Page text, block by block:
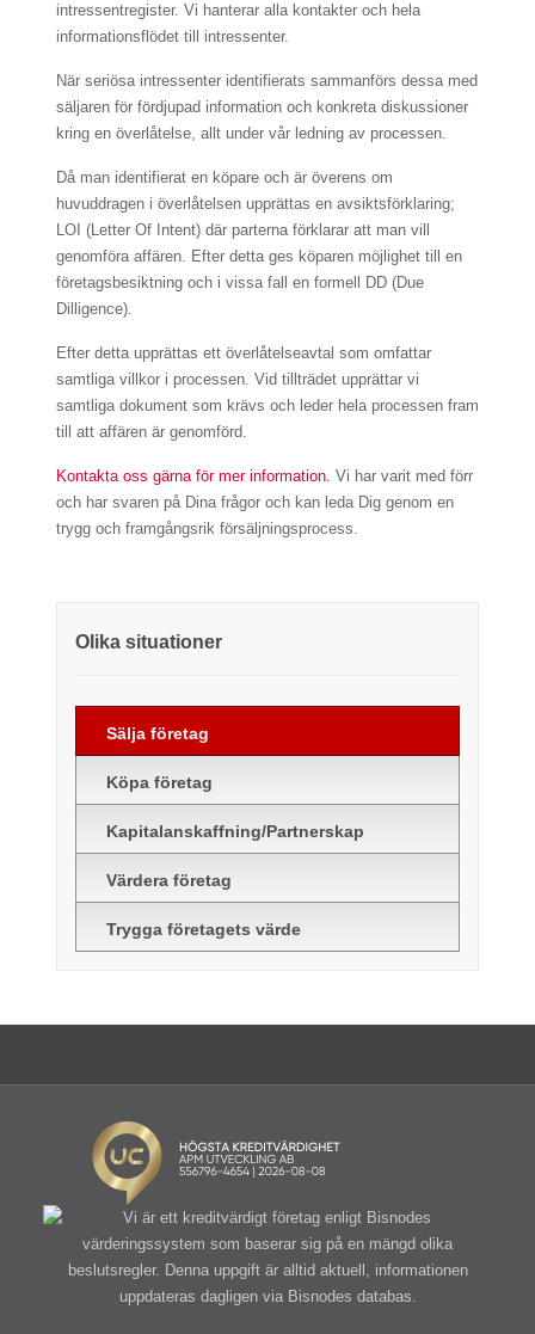
intressentregister. Vi hanterar alla kontakter och hela
informationsflödet till intressenter.
När seriösa intressenter identifierats sammanförs dessa med
säljaren för fördjupad information och konkreta diskussioner
kring en överlåtelse, allt under vår ledning av processen.
Då man identifierat en köpare och är överens om
huvuddragen i överlåtelsen upprättas en avsiktsförklaring;
LOI (Letter Of Intent) där parterna förklarar att man vill
genomföra affären. Efter detta ges köparen möjlighet till en
företagsbesiktning och i vissa fall en formell DD (Due
Dilligence).
Efter detta upprättas ett överlåtelseavtal som omfattar
samtliga villkor i processen. Vid tillträdet upprättar vi
samtliga dokument som krävs och leder hela processen fram
till att affären är genomförd.
Kontakta oss gärna för mer information. Vi har varit med förr
och har svaren på Dina frågor och kan leda Dig genom en
trygg och framgångsrik försäljningsprocess.
Olika situationer
Sälja företag
Köpa företag
Kapitalanskaffning/Partnerskap
Värdera företag
Trygga företagets värde